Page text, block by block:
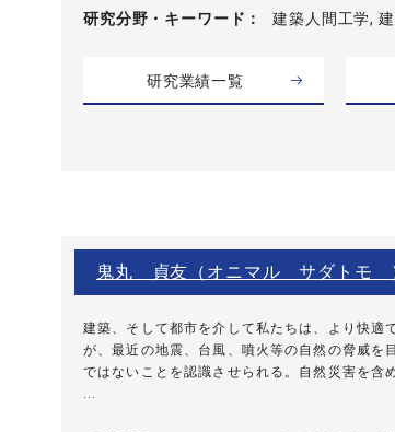
研究分野・ キーワード 建築人間工学,
研究業績一覧
鬼丸 貞友（オニマル サダトモ
建築、そして都市を介して私たちは、より快適
が、最近の地震、台風、噴火等の自然の脅威を
ではないことを認識させられる。自然災害を含